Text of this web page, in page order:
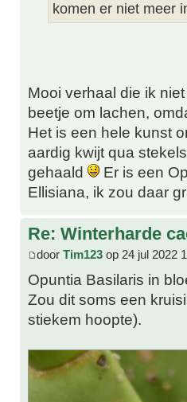
komen er niet meer
Mooi verhaal die ik
beetje om lachen,
Het is een hele kunst
aardig kwijt qua
gehaald
Er is een
Ellisiana, ik zou daar
Re: Winterharde
door Tim123 op 24 jul 2022
Opuntia Basilaris in
Zou dit soms een
stiekem hoopte).